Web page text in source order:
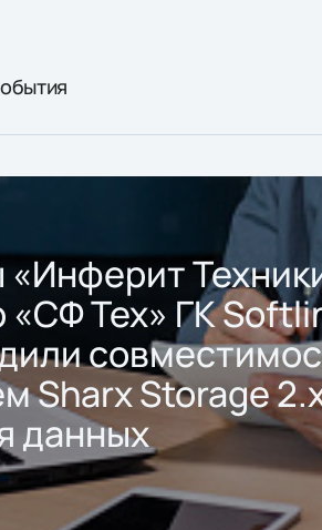
«СФ Тех» ГК
Sharx Storage
данных